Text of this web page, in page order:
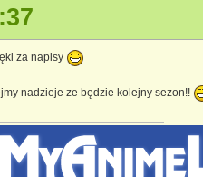
za napisy
nadzieje ze będzie kolejny sezon!!